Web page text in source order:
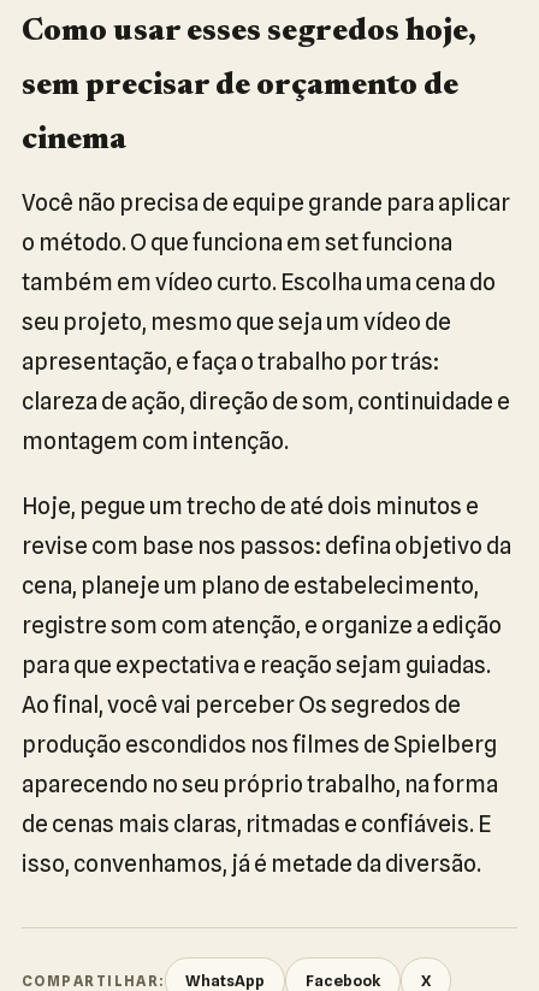
Como usar esses segredos hoje,
sem precisar de orçamento de
cinema
Você não precisa de equipe grande para aplicar
o método. O que funciona em set funciona
também em vídeo curto. Escolha uma cena do
seu projeto, mesmo que seja um vídeo de
apresentação, e faça o trabalho por trás:
clareza de ação, direção de som, continuidade e
montagem com intenção.
Hoje, pegue um trecho de até dois minutos e
revise com base nos passos: defina objetivo da
cena, planeje um plano de estabelecimento,
registre som com atenção, e organize a edição
para que expectativa e reação sejam guiadas.
Ao final, você vai perceber Os segredos de
produção escondidos nos filmes de Spielberg
aparecendo no seu próprio trabalho, na forma
de cenas mais claras, ritmadas e confiáveis. E
isso, convenhamos, já é metade da diversão.
COMPARTILHAR: WhatsApp Facebook X